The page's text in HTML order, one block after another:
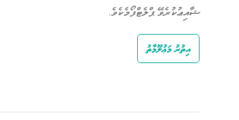
ޝާއިޢުކުރެވޭ ޕްލެޓްފޯމެކެވެ.
އިތުރު މަޢުލޫމާތު